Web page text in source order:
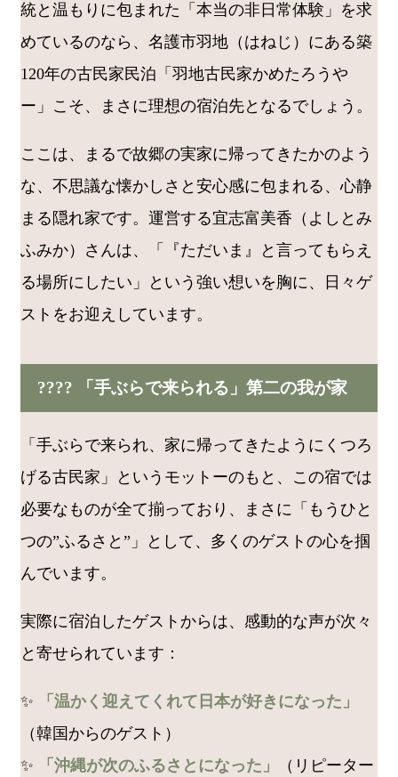
統と温もりに包まれた「本当の非日常体験」を求
めているのなら、名護市羽地（はねじ）にある築
120年の古民家民泊「羽地古民家かめたろうや
ー」こそ、まさに理想の宿泊先となるでしょう。
ここは、まるで故郷の実家に帰ってきたかのよう
な、不思議な懐かしさと安心感に包まれる、心静
まる隠れ家です。運営する宜志富美香（よしとみ
ふみか）さんは、「『ただいま』と言ってもらえ
る場所にしたい」という強い想いを胸に、日々ゲ
ストをお迎えしています。
???? 「手ぶらで来られる」第二の我が家
「手ぶらで来られ、家に帰ってきたようにくつろ
げる古民家」というモットーのもと、この宿では
必要なものが全て揃っており、まさに「もうひと
つの”ふるさと”」として、多くのゲストの心を掴
んでいます。
実際に宿泊したゲストからは、感動的な声が次々
と寄せられています：
✨
「温かく迎えてくれて日本が好きになった」
（韓国からのゲスト）
✨
「沖縄が次のふるさとになった」
（リピーター